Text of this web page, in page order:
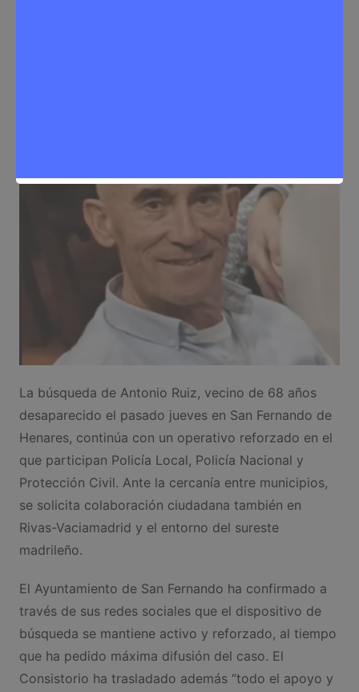
La búsqueda de Antonio Ruiz, vecino de 68 años
desaparecido el pasado jueves en San Fernando de
Henares, continúa con un operativo reforzado en el
que participan Policía Local, Policía Nacional y
Protección Civil. Ante la cercanía entre municipios,
se solicita colaboración ciudadana también en
Rivas-Vaciamadrid y el entorno del sureste
madrileño.
El Ayuntamiento de San Fernando ha confirmado a
través de sus redes sociales que el dispositivo de
búsqueda se mantiene activo y reforzado, al tiempo
que ha pedido máxima difusión del caso. El
Consistorio ha trasladado además “todo el apoyo y